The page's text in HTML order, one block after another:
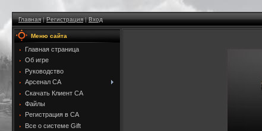
Главная|Регистрация|Вход
Меню сайта
Главная страница
Об игре
Руководство
Арсенал CA
Скачать Клиент CA
Файлы
Регистрация в CA
Все о системе Gift